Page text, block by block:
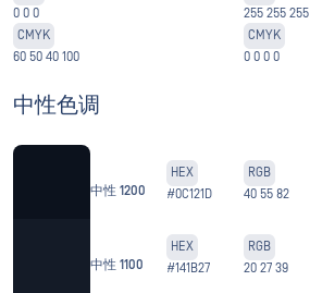
0 0 0
CMYK
60 50 40 100
255 255 255
CMYK
0 0 0 0
中性色调
中性 1200
HEX
#0C121D
RGB
40 55 82
中性 1100
HEX
#141B27
RGB
20 27 39